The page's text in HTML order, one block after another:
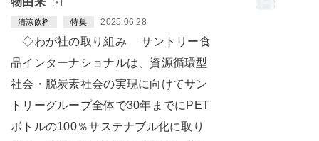
清涼飲料 特集 2025.06.28
◇わが社の取り組み サントリー食
品インターナショナルは、資源循環型
社会・脱炭素社会の実現に向けてサン
トリーグループ全体で30年までにPET
ボトルの100％サステナブル化に取り